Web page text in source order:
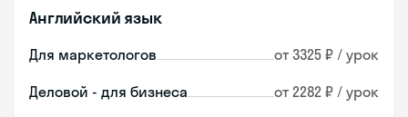
Английский язык
Для маркетологов от 3325 ₽ / урок
Деловой - для бизнеса от 2282 ₽ / урок